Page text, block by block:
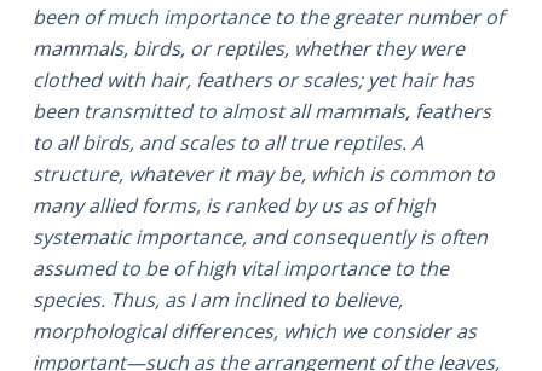
been of much importance to the greater number of
mammals, birds, or reptiles, whether they were
clothed with hair, feathers or scales; yet hair has
been transmitted to almost all mammals, feathers
to all birds, and scales to all true reptiles. A
structure, whatever it may be, which is common to
many allied forms, is ranked by us as of high
systematic importance, and consequently is often
assumed to be of high vital importance to the
species. Thus, as I am inclined to believe,
morphological differences, which we consider as
important—such as the arrangement of the leaves,